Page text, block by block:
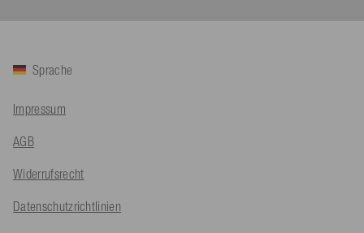
Sprache
Impressum
AGB
Widerrufsrecht
Datenschutzrichtlinien